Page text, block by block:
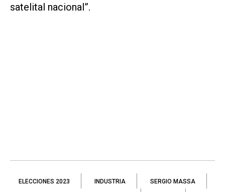
satelital nacional”.
ELECCIONES 2023 INDUSTRIA SERGIO MASSA